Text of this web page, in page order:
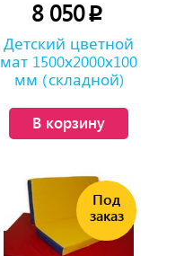
8 050p
Детский цветной
мат 1500х2000х100
мм (складной)
В корзину